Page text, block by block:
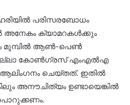
പരിസരബോധം
അനേകം ക്യാമറകൾക്കും
മുമ്പിൽ ആൺ-പെൺ
കോൺഗ്രസ് എംഎൽഎ
ചെയ്തത്. ഇതിൽ
അനൗചിത്യം ഉണ്ടായെങ്കിൽ